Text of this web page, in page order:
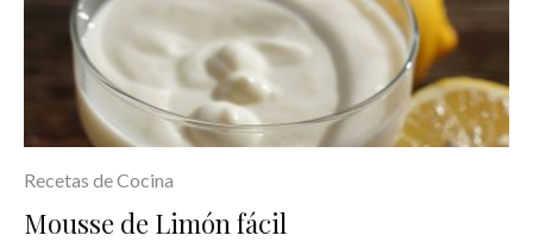
Recetas de Cocina
Mousse de Limón fácil